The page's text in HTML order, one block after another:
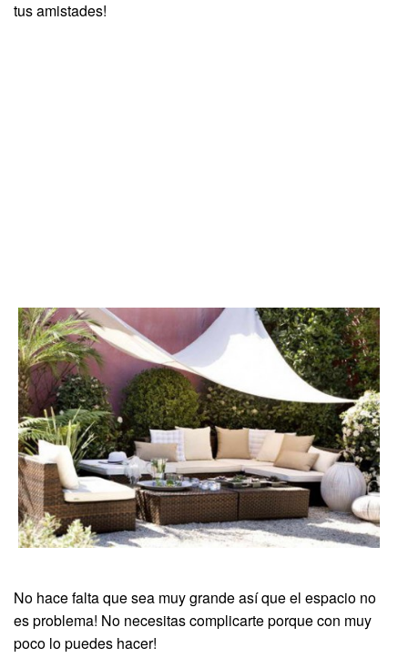
tus amistades!
No hace falta que sea muy grande así que el espacio no
es problema! No necesitas complicarte porque con muy
poco lo puedes hacer!